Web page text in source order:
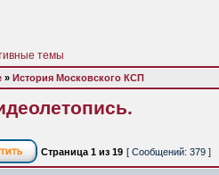
темы
» История Московского КСП
Страница 1 из 19 [ Сообщений: 379 ]